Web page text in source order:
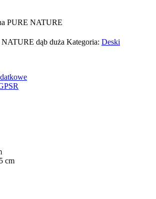
PURE NATURE
dąb duża Kategoria: Deski
cm